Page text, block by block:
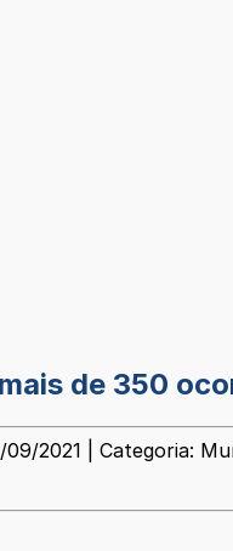
de 350
2021 | Categoria: